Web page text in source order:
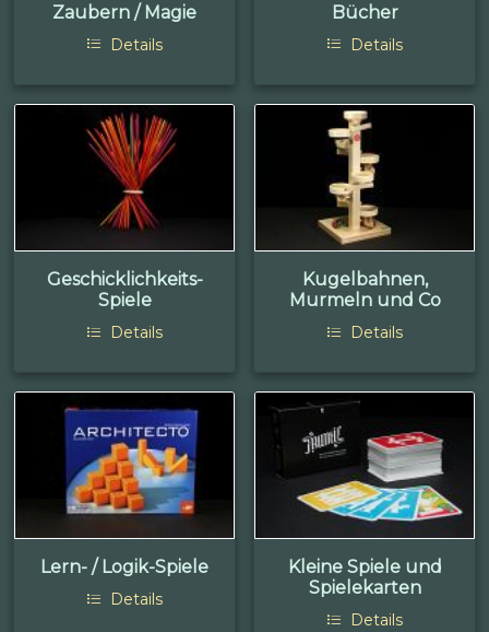
Zaubern / Magie
Details
Bücher
Details
Geschicklichkeits-
Spiele
Details
Kugelbahnen,
Murmeln und Co
Details
Lern- / Logik-Spiele
Details
Kleine Spiele und
Spielekarten
Details